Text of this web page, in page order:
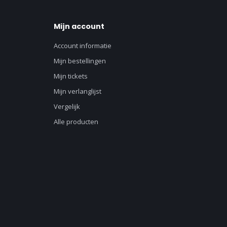
Mijn account
Account informatie
Mijn bestellingen
Mijn tickets
Mijn verlanglijst
Vergelijk
Alle producten